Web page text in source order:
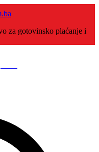
za gotovinsko plaćanje i